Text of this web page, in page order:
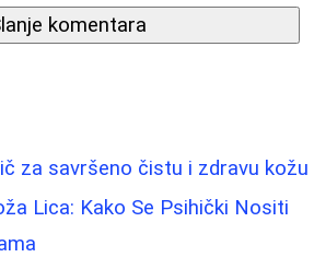
komentara
za savršeno čistu i zdravu kožu
Lica: Kako Se Psihički Nositi